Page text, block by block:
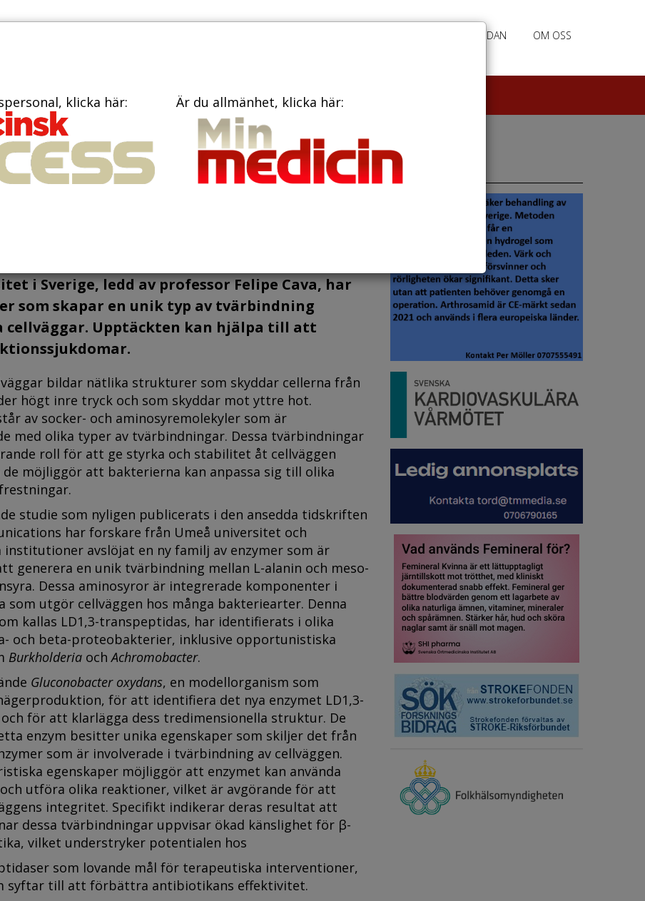
ANNONSERING HEMSIDAN OM OSS
TIDNINGAR BÖCKER KONTAKT
cellväggar
i Sverige, ledd av professor Felipe Cava, har
som skapar en unik typ av tvärbindning
Upptäckten kan hjälpa till att
bildar nätlika strukturer som skyddar cellerna från
högt inre tryck och som skyddar mot yttre hot.
av socker- och aminosyremolekyler som är
med olika typer av tvärbindningar. Dessa tvärbindningar
roll för att ge styrka och stabilitet åt cellväggen
möjliggör att bakterierna kan anpassa sig till olika
studie som nyligen publicerats i den ansedda tidskriften
har forskare från Umeå universitet och
avslöjat en ny familj av enzymer som är
generera en unik tvärbindning mellan L-alanin och meso-
Dessa aminosyror är integrerade komponenter i
som utgör cellväggen hos många bakteriearter. Denna
kallas LD1,3-transpeptidas, har identifierats i olika
och beta-proteobakterier, inklusive opportunistiska
Burkholderia ochAchromobacter.
Gluconobacter oxydans, en modellorganism som
för att identifiera det nya enzymet LD1,3-
för att klarlägga dess tredimensionella struktur. De
enzym besitter unika egenskaper som skiljer det från
som är involverade i tvärbindning av cellväggen.
egenskaper möjliggör att enzymet kan använda
utföra olika reaktioner, vilket är avgörande för att
integritet. Specifikt indikerar deras resultat att
dessa tvärbindningar uppvisar ökad känslighet för β-
vilket understryker potentialen hos
som lovande mål för terapeutiska interventioner,
syftar till att förbättra antibiotikans effektivitet.
Annonser
klicka här: Är du allmänhet, klicka här: